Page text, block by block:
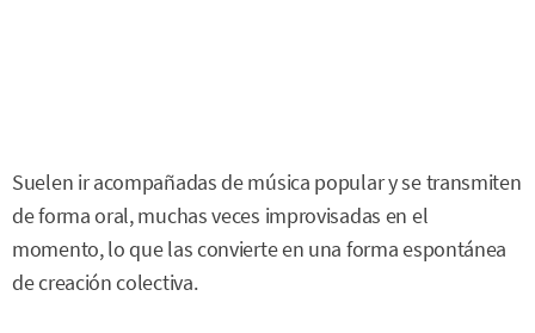
Suelen ir acompañadas de música popular y se transmiten
de forma oral, muchas veces improvisadas en el
momento, lo que las convierte en una forma espontánea
de creación colectiva.